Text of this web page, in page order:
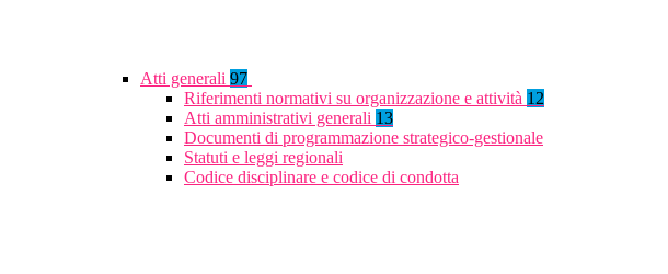
Atti generali 97
Riferimenti normativi su organizzazione e attività 12
Atti amministrativi generali 13
Documenti di programmazione strategico-gestionale
Statuti e leggi regionali
Codice disciplinare e codice di condotta